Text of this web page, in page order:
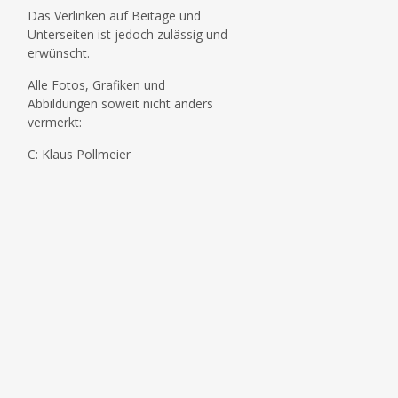
Das Verlinken auf Beitäge und
Unterseiten ist jedoch zulässig und
erwünscht.
Alle Fotos, Grafiken und
Abbildungen soweit nicht anders
vermerkt:
C: Klaus Pollmeier